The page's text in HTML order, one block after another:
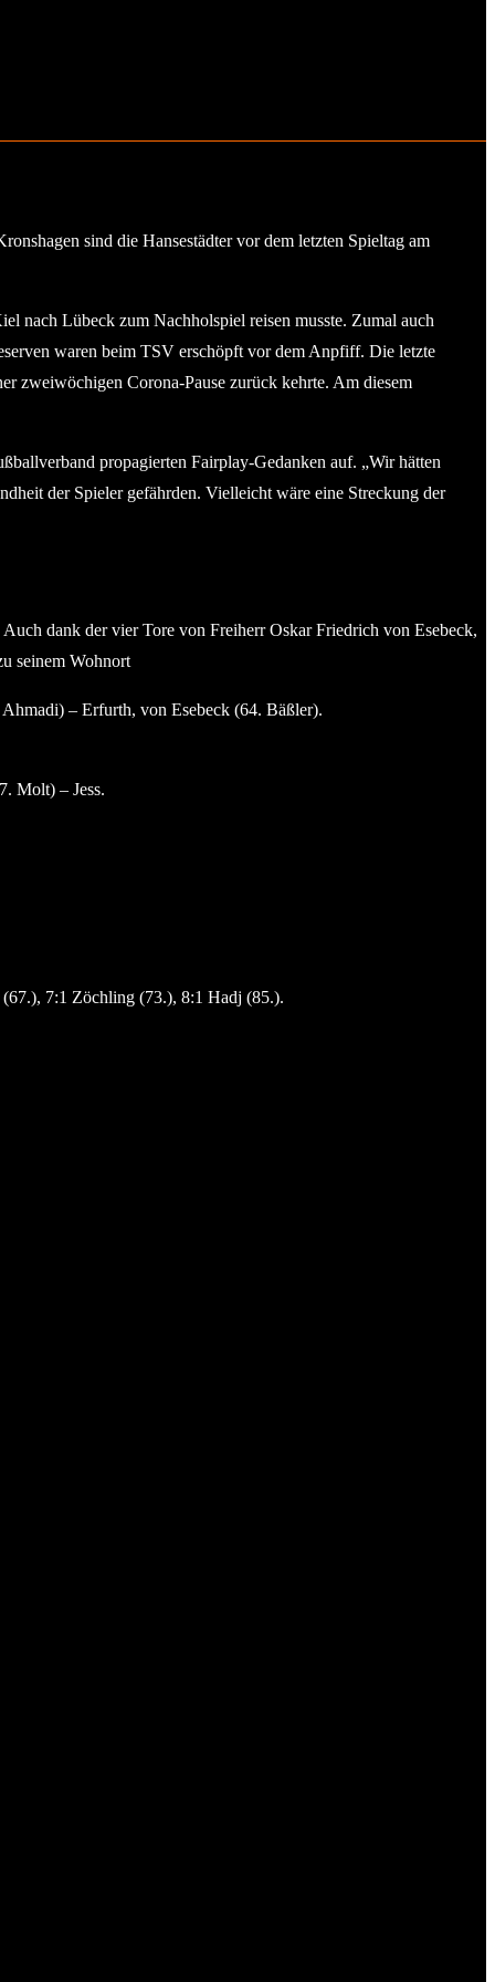
sind die Hansestädter vor dem letzten Spieltag am
nach Lübeck zum Nachholspiel reisen musste. Zumal auch
waren beim TSV erschöpft vor dem Anpfiff. Die letzte
zweiwöchigen Corona-Pause zurück kehrte. Am diesem
propagierten Fairplay-Gedanken auf. „Wir hätten
der Spieler gefährden. Vielleicht wäre eine Streckung der
dank der vier Tore von Freiherr Oskar Friedrich von Esebeck,
seinem Wohnort
– Erfurth, von Esebeck (64. Bäßler).
Molt) – Jess.
7:1 Zöchling (73.), 8:1 Hadj (85.).